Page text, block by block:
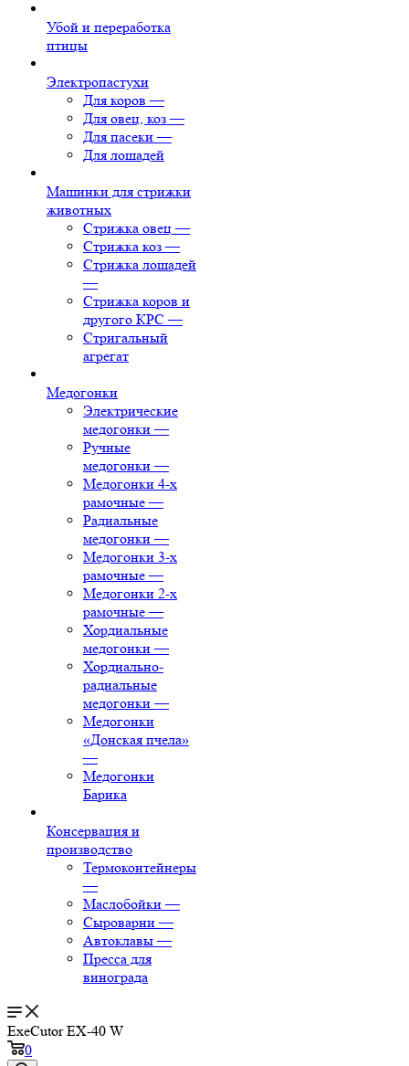
Убой и переработка
птицы
Электропастухи
Для коров —
Для овец, коз —
Для пасеки —
Для лошадей
Машинки для стрижки
животных
Стрижка овец —
Стрижка коз —
Стрижка лошадей
—
Стрижка коров и
другого КРС —
Стригальный
агрегат
Медогонки
Электрические
медогонки —
Ручные
медогонки —
Медогонки 4-х
рамочные —
Радиальные
медогонки —
Медогонки 3-х
рамочные —
Медогонки 2-х
рамочные —
Хордиальные
медогонки —
Хордиально-
радиальные
медогонки —
Медогонки
«Донская пчела»
—
Медогонки
Барика
Консервация и
производство
Термоконтейнеры
—
Маслобойки —
Сыроварни —
Автоклавы —
Пресса для
винограда
ExeCutor EX-40 W
0